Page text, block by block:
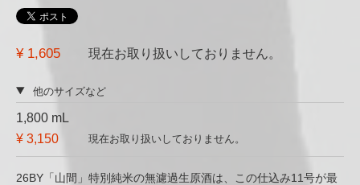
¥ 1,605 現在お取り扱いしておりません。
他のサイズなど
1,800 mL
¥ 3,150
現在お取り扱いしておりません。
26BY「山間」特別純米の無濾過生原酒は、この仕込み11号が最